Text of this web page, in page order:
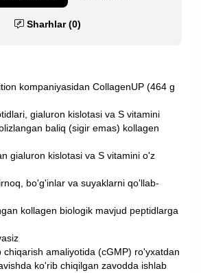
Sharhlar (0)
kompaniyasidan CollagenUP (464 g
gialuron kislotasi va S vitamini
baliq (sigir emas) kollagen
gialuron kislotasi va S vitamini o'z
bo'g'inlar va suyaklarni qo'llab-
kollagen biologik mavjud peptidlarga
chiqarish amaliyotida (cGMP) ro'yxatdan
ko'rib chiqilgan zavodda ishlab